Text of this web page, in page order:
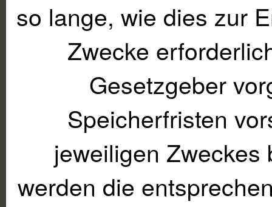
so lange, wie dies zur
Zwecke
Gesetzgeber
Speicherfristen
jeweiligen Zweckes
werden die